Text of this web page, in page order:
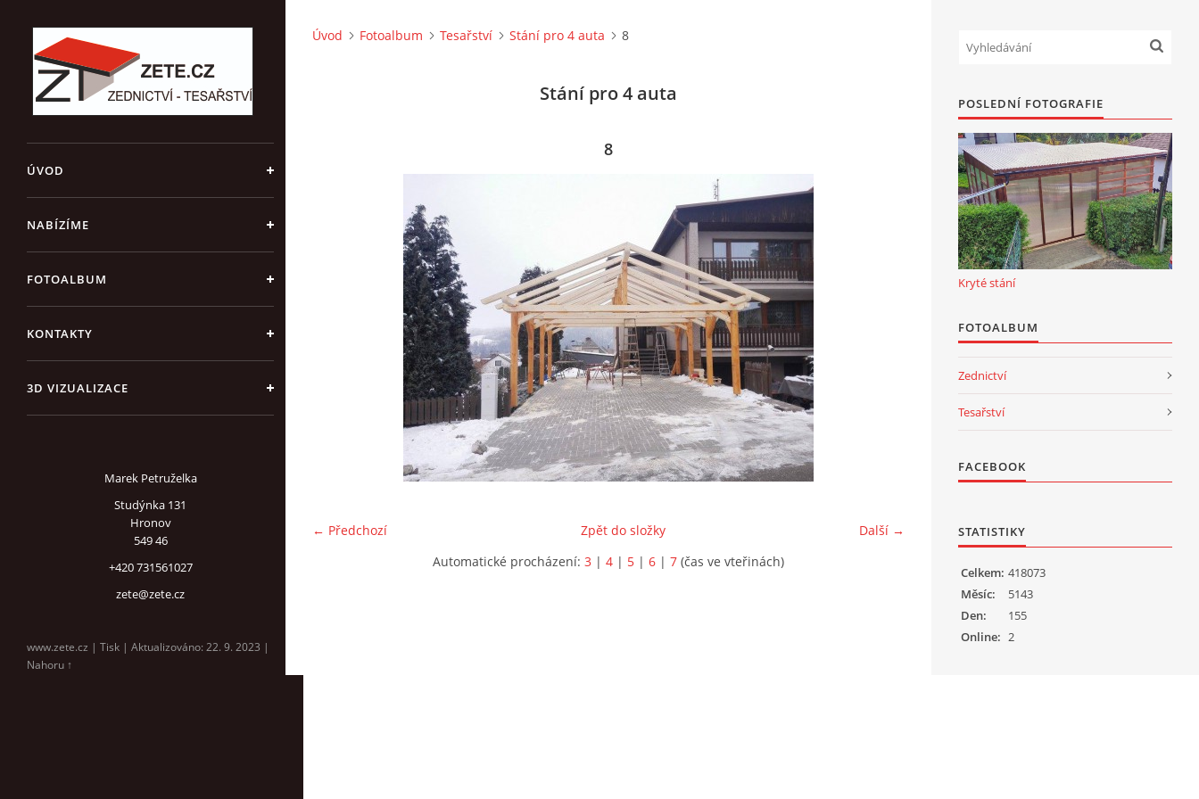
ÚVOD
NABÍZÍME
FOTOALBUM
KONTAKTY
3D VIZUALIZACE
Marek Petruželka
Studýnka 131
Hronov
549 46
+420 731561027
zete@zete.cz
www.zete.cz | Tisk | Aktualizováno: 22. 9. 2023 |
Nahoru ↑
Úvod Fotoalbum Tesařství Stání pro 4 auta 8
Stání pro 4 auta
8
← Předchozí Další →
Zpět do složky
Automatické procházení: 3 | 4 | 5 | 6 | 7 (čas ve vteřinách)
POSLEDNÍ FOTOGRAFIE
Kryté stání
FOTOALBUM
Zednictví
Tesařství
FACEBOOK
STATISTIKY
Online: 2
Celkem: 418073
Měsíc:
5143
Den:
155